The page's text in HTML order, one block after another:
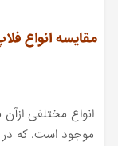
مقایسه انواع
انواع مختلفی
موجود است. که در